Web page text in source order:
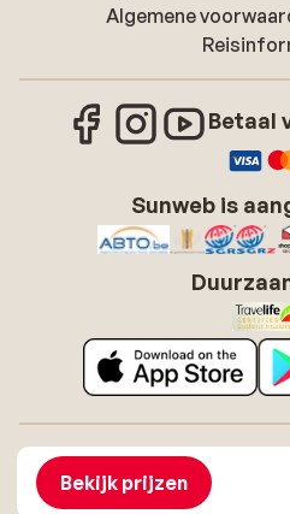
Bekijk prijzen
Algemene
Betaal
Sunweb is
Over Sunweb
Algemene voorwaarden